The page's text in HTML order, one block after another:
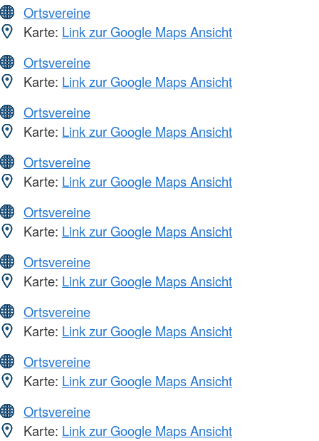
Ortsvereine
Karte: Link zur Google Maps Ansicht
Ortsvereine
Karte: Link zur Google Maps Ansicht
Ortsvereine
Karte: Link zur Google Maps Ansicht
Ortsvereine
Karte: Link zur Google Maps Ansicht
Ortsvereine
Karte: Link zur Google Maps Ansicht
Ortsvereine
Karte: Link zur Google Maps Ansicht
Ortsvereine
Karte: Link zur Google Maps Ansicht
Ortsvereine
Karte: Link zur Google Maps Ansicht
Ortsvereine
Karte: Link zur Google Maps Ansicht